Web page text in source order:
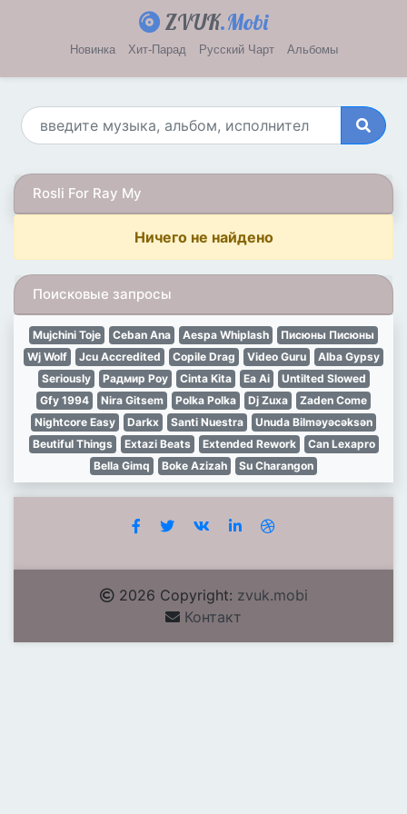
ZVUK.Mobi
Новинка Хит-Парад Русский Чарт Альбомы
Rosli For Ray My
Ничего не найдено
Поисковые запросы
Mujchini Toje Ceban Ana Aespa Whiplash
Писюны Писюны
Wj Wolf
Jcu Accredited Copile Drag Video Guru
Alba Gypsy
Seriously
Радмир Роу Cinta Kita Ea Ai
Untilted Slowed
Gfy 1994
Nira Gitsem Polka Polka Dj Zuxa
Zaden Come
Nightcore Easy
Darkx Santi Nuestra
Unuda Bilməyəcəksən
Beutiful Things
Extazi Beats Extended Rework
Can Lexapro
Bella Gimq
Boke Azizah Su Charangon
2026 Copyright: zvuk.mobi
Контакт